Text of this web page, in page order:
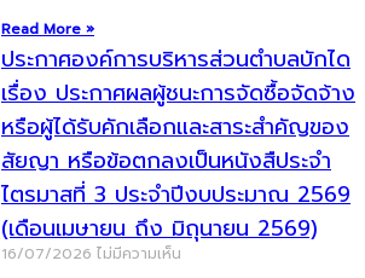
Read More »
ประกาศองค์การบริหารส่วนตำบลบักได
เรื่อง ประกาศผลผู้ชนะการจัดซื้อจัดจ้าง
หรือผู้ได้รับคักเลือกและสาระสำคัญของ
สัยญา หรือข้อตกลงเป็นหนังสืประจำ
ไตรมาสที่ 3 ประจำปีงบประมาณ 2569
(เดือนเมษายน ถึง มิถุนายน 2569)
16/07/2026 ไม่มีความเห็น